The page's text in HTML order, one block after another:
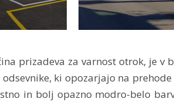
prizadeva za varnost otrok, je v
ki opozarjajo na
in bolj opazno modro-belo